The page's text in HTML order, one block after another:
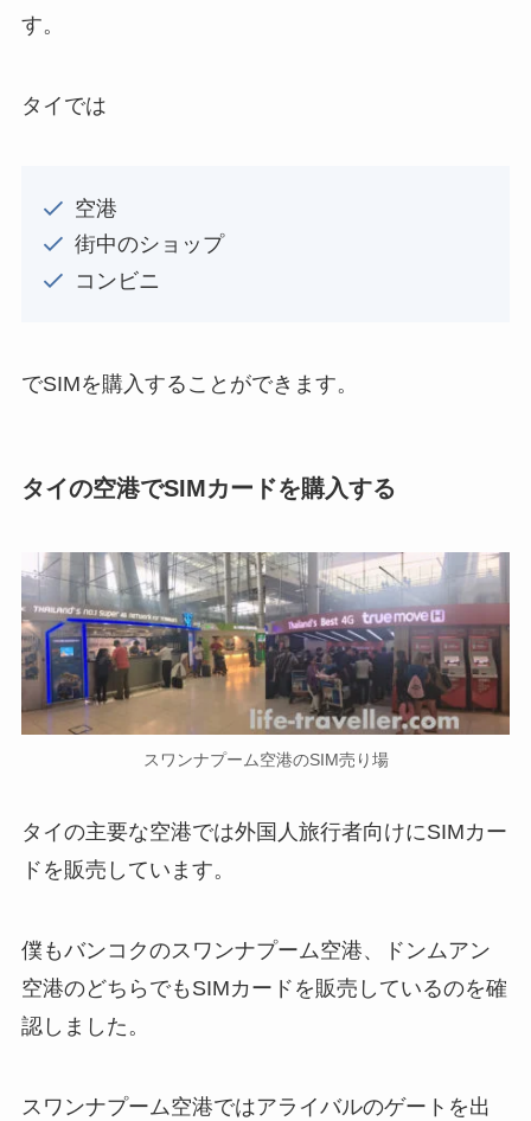
す。
タイでは
空港
街中のショップ
コンビニ
でSIMを購入することができます。
タイの空港でSIMカードを購入する
スワンナプーム空港のSIM売り場
タイの主要な空港では外国人旅行者向けにSIMカー
ドを販売しています。
僕もバンコクのスワンナプーム空港、ドンムアン
空港のどちらでもSIMカードを販売しているのを確
認しました。
スワンナプーム空港ではアライバルのゲートを出